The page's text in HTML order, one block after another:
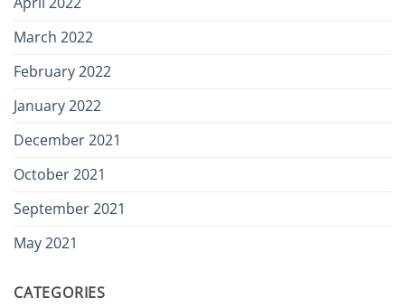
March 2022
February 2022
January 2022
December 2021
October 2021
September 2021
May 2021
CATEGORIES